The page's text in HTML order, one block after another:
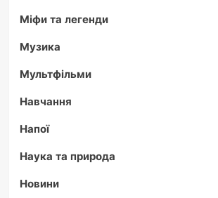
Міфи та легенди
Музика
Мультфільми
Навчання
Напої
Наука та природа
Новини